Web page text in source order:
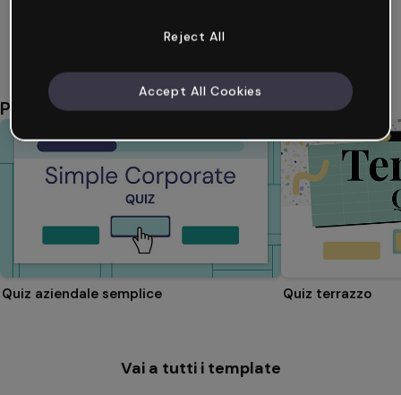
Potrebbe piacerti anche
Quiz aziendale semplice Quiz terrazzo
Vai a tutti i template
Reject All
Accept All Cookies